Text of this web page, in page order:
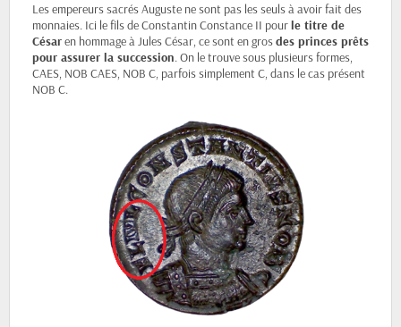
Les empereurs sacrés Auguste ne sont pas les seuls à avoir fait des
monnaies. Ici le fils de Constantin Constance II pourle titre de
Césaren hommage à Jules César, ce sont en grosdes princes prêts
pour assurer la succession. On le trouve sous plusieurs formes,
CAES, NOB CAES, NOB C, parfois simplement C, dans le cas présent
NOB C.